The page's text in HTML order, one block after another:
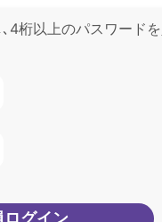
4桁以上のパスワード